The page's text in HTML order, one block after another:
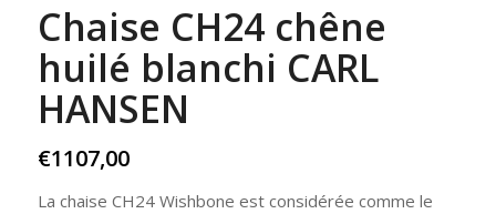
Chaise CH24 chêne
huilé blanchi CARL
HANSEN
€1107,00
La chaise CH24 Wishbone est considérée comme le